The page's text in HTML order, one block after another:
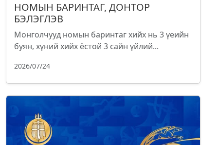
НОМЫН БАРИНТАГ, ДОНТОР
БЭЛЭГЛЭВ
Монголчууд номын баринтаг хийх нь 3 үеийн
буян, хүний хийх ёстой 3 сайн үйлий...
2026/07/24